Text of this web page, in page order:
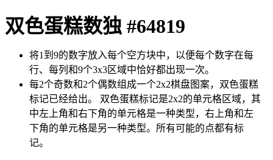
双色蛋糕数独 #64819
将1到9的数字放入每个空方块中，以便每个数字在每
行、每列和9个3x3区域中恰好都出现一次。
每2个奇数和2个偶数组成一个2x2棋盘图案，双色蛋糕
标记已经给出。 双色蛋糕标记是2x2的单元格区域，其
中左上角和右下角的单元格是一种类型，右上角和左
下角的单元格是另一种类型。所有可能的点都有标
记。